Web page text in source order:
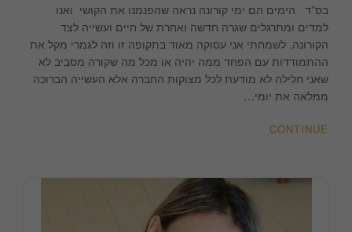
נוי
בסגנון
נורדי
|
סטיילינג
בס”ד הימים הם ימי קורונה נראה שהפנמנו את הקושי ואנו
למדים ומתרגלים שגרה חדשה ואחרת של חיים ועשייה לצד
הקורונה. לשמחתי אני עסוקה מאוד בתקופה זו וזה לגמרי מקל את
ההתמודדות עם הפחד ממה יהיה או מכל מה שקורה מסביב לא
שאני חלילה לא מודעת לכל מצוקות החברה אלא העשייה הברוכה
ממלאה את יומי…
CONTINUE